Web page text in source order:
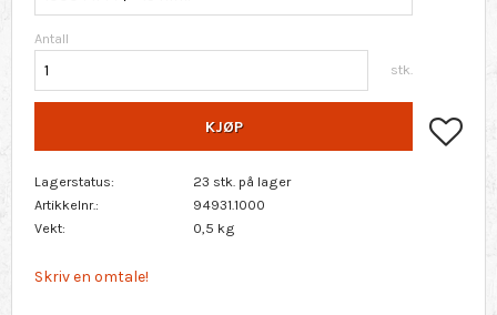
Antall
stk.
KJØP
Lagerstatus
23 stk. på lager
Artikkelnr.
94931.1000
Vekt
0,5 kg
Skriv en omtale!